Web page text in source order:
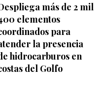
más de 2 mil
elementos
para
la presencia
hidrocarburos en
del Golfo